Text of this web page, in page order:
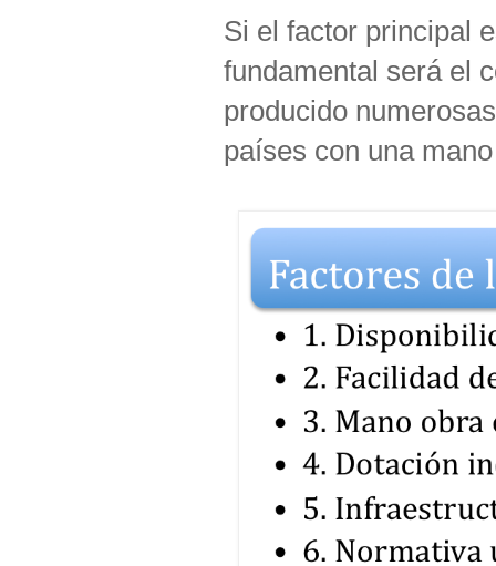
Si el factor principal
fundamental será el
producido
países con una